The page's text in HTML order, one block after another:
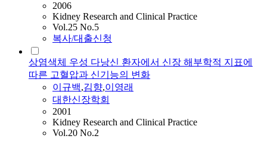
2006
Kidney Research and Clinical Practice
Vol.25 No.5
복사/대출신청
상염색체 우성 다낭신 환자에서 신장 해부학적 지표에
따른 고혈압과 신기능의 변화
이규백,김향,이영래
대한신장학회
2001
Kidney Research and Clinical Practice
Vol.20 No.2